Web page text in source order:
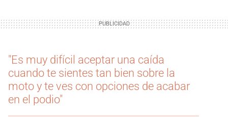
"Es muy difícil aceptar una caída
cuando te sientes tan bien sobre la
moto y te ves con opciones de acabar
en el podio"